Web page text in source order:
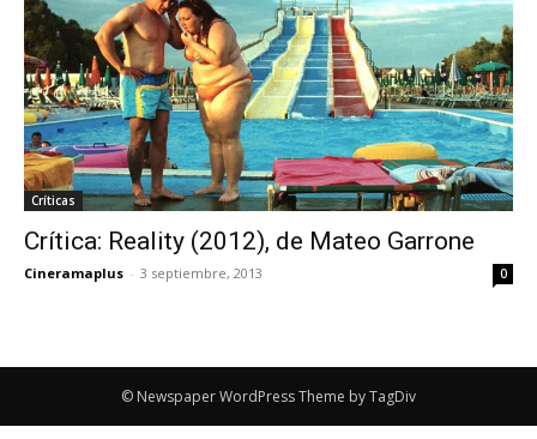
Críticas
Crítica: Reality (2012), de Mateo Garrone
Cineramaplus - 3 septiembre, 2013 0
© Newspaper WordPress Theme by TagDiv